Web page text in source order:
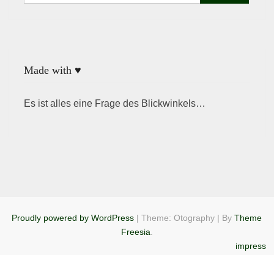
nach:
Made with ♥
Es ist alles eine Frage des Blickwinkels…
Proudly powered by WordPress |Theme: Otography | ByTheme
Freesia
impress